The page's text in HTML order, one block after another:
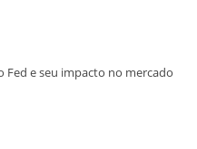
Fed e seu impacto no mercado